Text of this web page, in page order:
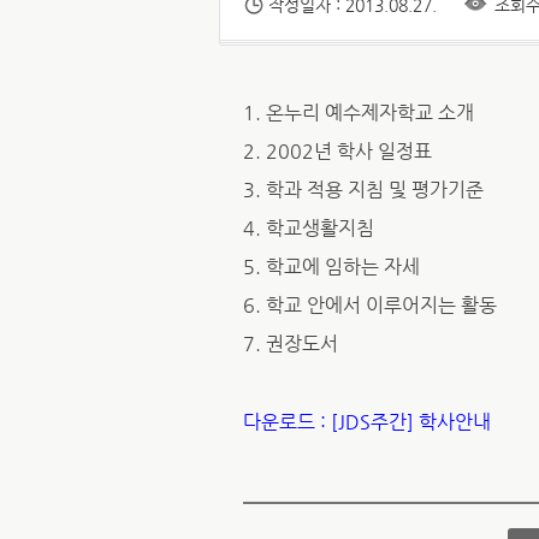
작성일자 : 2013.08.27. 조회
1. 온누리 예수제자학교 소개
2. 2002년 학사 일정표
3. 학과 적용 지침 및 평가기준
4. 학교생활지침
5. 학교에 임하는 자세
6. 학교 안에서 이루어지는 활동
7. 권장도서
다운로드 : [JDS주간] 학사안내